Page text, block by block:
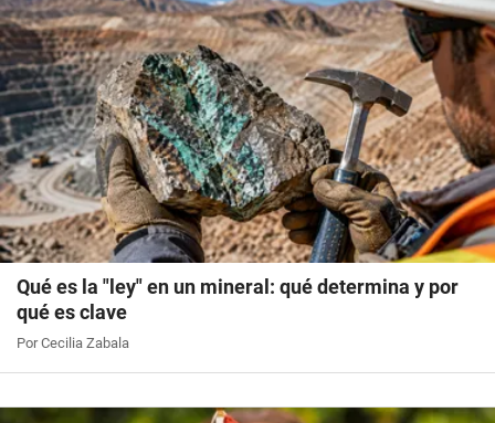
Qué es la "ley" en un mineral: qué determina y por
qué es clave
Por Cecilia Zabala